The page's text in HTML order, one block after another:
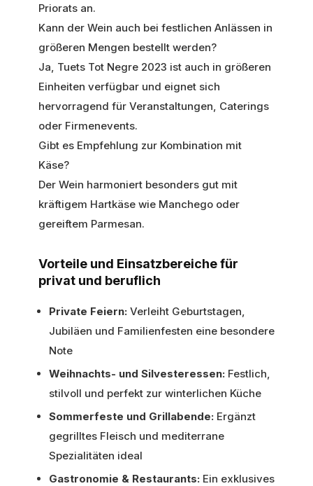
Priorats an.
Kann der Wein auch bei festlichen Anlässen in
größeren Mengen bestellt werden?
Ja, Tuets Tot Negre 2023 ist auch in größeren
Einheiten verfügbar und eignet sich
hervorragend für Veranstaltungen, Caterings
oder Firmenevents.
Gibt es Empfehlung zur Kombination mit
Käse?
Der Wein harmoniert besonders gut mit
kräftigem Hartkäse wie Manchego oder
gereiftem Parmesan.
Vorteile und Einsatzbereiche für
privat und beruflich
Private Feiern: Verleiht Geburtstagen,
Jubiläen und Familienfesten eine besondere
Note
Weihnachts- und Silvesteressen: Festlich,
stilvoll und perfekt zur winterlichen Küche
Sommerfeste und Grillabende: Ergänzt
gegrilltes Fleisch und mediterrane
Spezialitäten ideal
Gastronomie & Restaurants: Ein exklusives